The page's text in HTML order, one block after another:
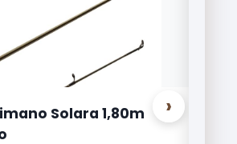
Carretilha Marine Sports
›